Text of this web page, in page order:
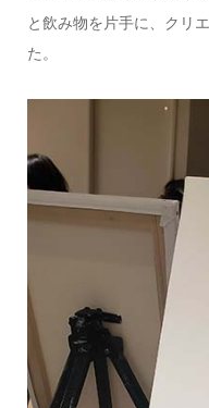
と飲み物を片手に、クリ
た。